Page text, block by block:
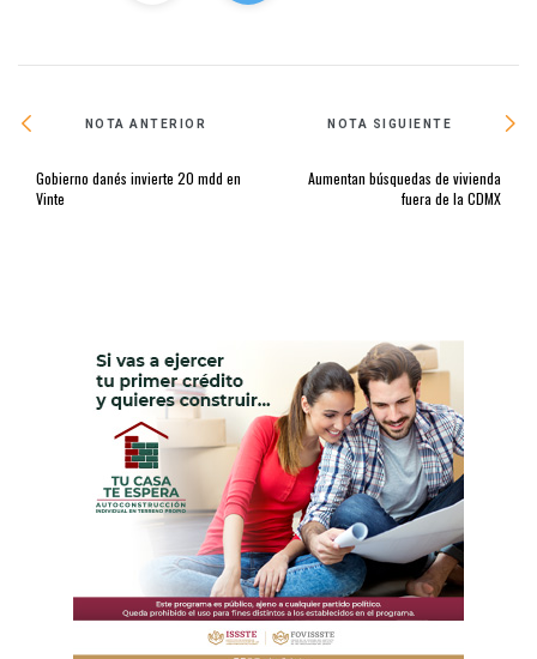
NOTA ANTERIOR
Gobierno danés invierte 20 mdd en
Vinte
NOTA SIGUIENTE
Aumentan búsquedas de vivienda
fuera de la CDMX